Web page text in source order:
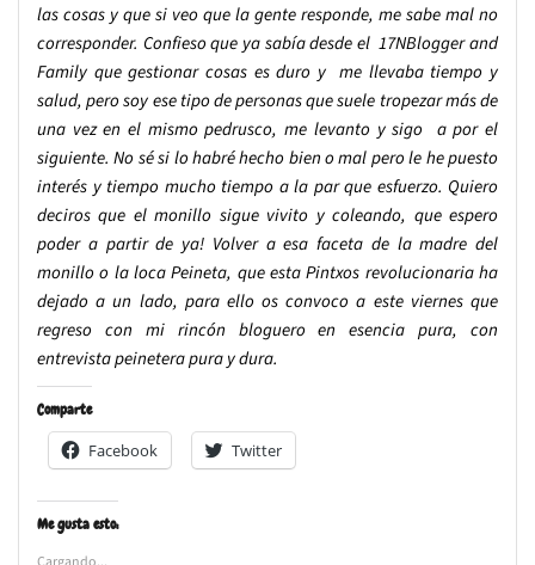
las cosas y que si veo que la gente responde, me sabe mal no
corresponder. Confieso que ya sabía desde el 17NBlogger and
Family que gestionar cosas es duro y me llevaba tiempo y
salud, pero soy ese tipo de personas que suele tropezar más de
una vez en el mismo pedrusco, me levanto y sigo a por el
siguiente. No sé si lo habré hecho bien o mal pero le he puesto
interés y tiempo mucho tiempo a la par que esfuerzo. Quiero
deciros que el monillo sigue vivito y coleando, que espero
poder a partir de ya! Volver a esa faceta de la madre del
monillo o la loca Peineta, que esta Pintxos revolucionaria ha
dejado a un lado, para ello os convoco a este viernes que
regreso con mi rincón bloguero en esencia pura, con
entrevista peinetera pura y dura.
Comparte
Facebook Twitter
Me gusta esto: